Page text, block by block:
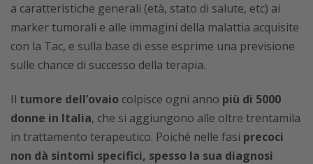
a caratteristiche generali (età, stato di salute, etc) ai
marker tumorali e alle immagini della malattia acquisite
con la Tac, e sulla base di esse esprime una previsione
sulle chance di successo della terapia.
Il tumore dell’ovaio colpisce ogni anno più di 5000
donne in Italia, che si aggiungono alle oltre trentamila
in trattamento terapeutico. Poiché nelle fasi precoci
non dà sintomi specifici, spesso la sua diagnosi